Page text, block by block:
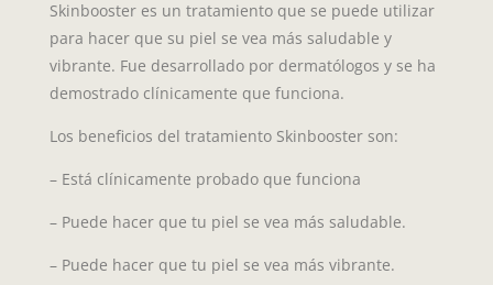
Skinbooster es un tratamiento que se puede utilizar
para hacer que su piel se vea más saludable y
vibrante. Fue desarrollado por dermatólogos y se ha
demostrado clínicamente que funciona.
Los beneficios del tratamiento Skinbooster son:
– Está clínicamente probado que funciona
– Puede hacer que tu piel se vea más saludable.
– Puede hacer que tu piel se vea más vibrante.